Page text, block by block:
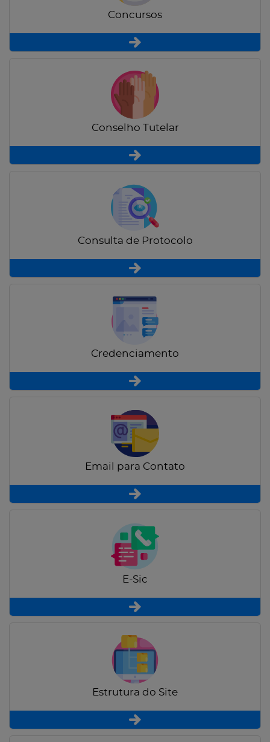
Concursos
Conselho Tutelar
Consulta de Protocolo
Credenciamento
Email para Contato
E-Sic
Estrutura do Site